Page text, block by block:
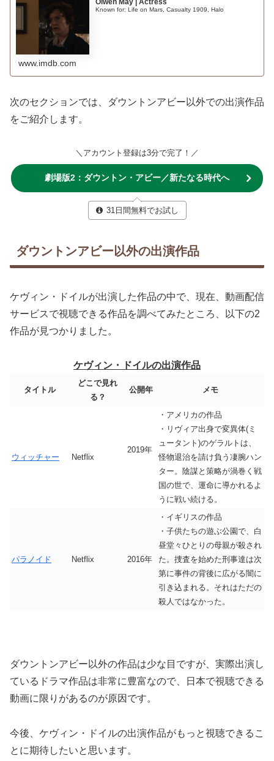
Olwen May | Actress
Known for: Life on Mars, Casualty 1909, Halo
www.imdb.com
次のセクションでは、ダウントンアビー以外での出演作品
をご紹介します。
＼アカウント登録は3分で完了！／
劇場版2：ダウントン・アビー／新たなる時代へ
31日間無料でお試し
ダウントンアビー以外の出演作品
ケヴィン・ドイルが出演した作品の中で、現在、動画配信
サービスで視聴できる作品を調べてみたところ、以下の2
作品が見つかりました。
ケヴィン・ドイルの出演作品
タイトル
どこで見れ
る？
公開年 メモ
ウィッチャー Netflix
2019年
・アメリカの作品
・リヴィア出身で変異体(ミ
ュータント)のゲラルトは、
怪物退治を請け負う凄腕ハン
ター。陰謀と策略が渦巻く戦
国の世で、運命に導かれるよ
うに戦い続ける。
パラノイド Netflix 2016年
・イギリスの作品
・子供たちの遊ぶ公園で、白
昼堂々ひとりの母親が殺され
た。捜査を始めた刑事達は次
第に事件の背後に広がる闇に
引き込まれる。それはただの
殺人ではなかった。
ダウントンアビー以外の作品は少な目ですが、実際出演し
ているドラマ作品は非常に豊富なので、日本で視聴できる
動画に限りがあるのが原因です。
今後、ケヴィン・ドイルの出演作品がもっと視聴できるこ
とに期待したいと思います。